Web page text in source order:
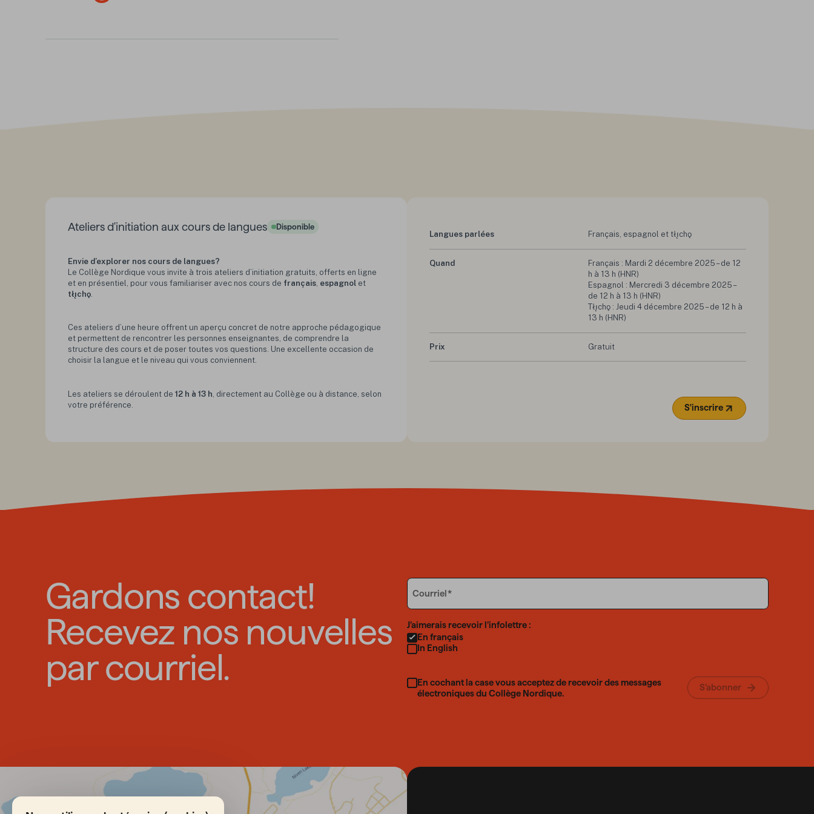
Ateliers d'initiation aux cours de langues Status :
Disponible
Envie d’explorer nos cours de langues?
Le Collège Nordique vous invite à trois ateliers d’initiation gratuits, offerts en ligne
et en présentiel, pour vous familiariser avec nos cours de français, espagnolet
tłı̨chǫ.
Ces ateliers d’une heure offrent un aperçu concret de notre approche pédagogique
et permettent de rencontrer les personnes enseignantes, de comprendre la
structure des cours et de poser toutes vos questions. Une excellente occasion de
choisir la langue et le niveau qui vous conviennent.
Les ateliers se déroulent de 12 h à 13 h , directement au Collège ou à distance, selon
votre préférence.
Langues parlées Français, espagnol et tłı̨chǫ
Quand
Français : Mardi 2 décembre 2025 – de 12
h à 13 h (HNR)
Espagnol : Mercredi 3 décembre 2025 –
de 12 h à 13 h (HNR)
Tłı̨chǫ : Jeudi 4 décembre 2025 – de 12 h à
13 h (HNR)
Prix Gratuit
S'inscrire(Ouvre dans un nouvel
Gardons contact!
Recevez nos nouvelles
par courriel.
Email
Courriel
Language
J’aimerais recevoir l’infolettre :
En français
In English
En cochant la case vous acceptez de recevoir des messages
électroniques du Collège Nordique.
S’abonner